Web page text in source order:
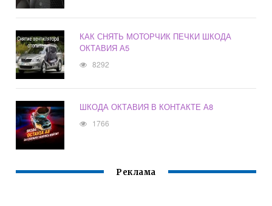
КАК СНЯТЬ МОТОРЧИК ПЕЧКИ ШКОДА
ОКТАВИЯ А5
8292
ШКОДА ОКТАВИЯ В КОНТАКТЕ А8
1766
Реклама